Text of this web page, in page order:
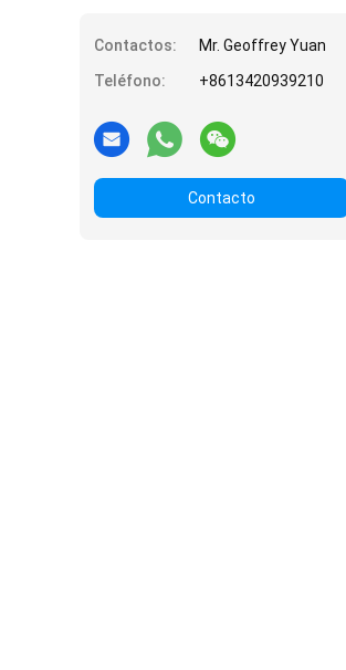
Contactos:
Mr. Geoffrey Yuan
Teléfono:
+8613420939210
Contacto